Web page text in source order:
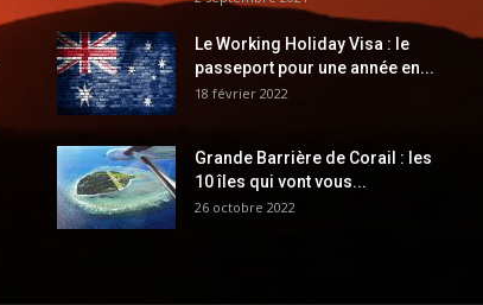
Le Working Holiday Visa : le
passeport pour une année en...
18 février 2022
Grande Barrière de Corail : les
10 îles qui vont vous...
26 octobre 2022